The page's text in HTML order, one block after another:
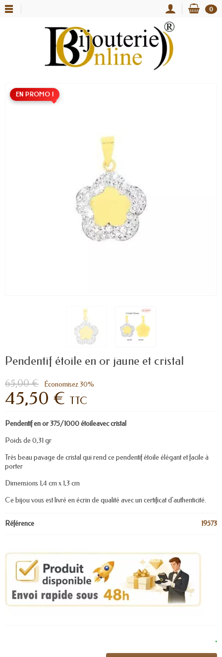
0
EN PROMO !
Pendentif étoile en or jaune et cristal
65,00 € Économisez 30%
45,50 € TTC
Pendentif en or 375/1000 étoileavec cristal
Poids de 0,31 gr
Très beau pavage de cristal qui rend ce pendentif étoile élégant et facile à
porter
Dimensions 1,4 cm x 1,3 cm
Ce bijou vous est livré en écrin de qualité avec un certificat d'authenticité.
Référence 19573
.